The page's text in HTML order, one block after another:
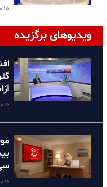
۱۵ مرداد ۱۴۰۵
ویدیوهای برگزیده
۱۶ مرداد ۱۴۰۵
۱۶ مرداد ۱۴۰۵